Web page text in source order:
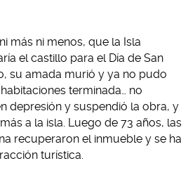
más ni menos, que la Isla
el castillo para el Día de San
su amada murió y ya no pudo
terminada… no
depresión y suspendió la obra, y
a la isla. Luego de 73 años, las
recuperaron el inmueble y se ha
turística.